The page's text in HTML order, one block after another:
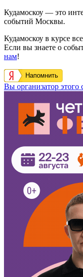
Кудамоскоу — это
событий Москвы.
Кудамоскоу в курсе
Если вы знаете о
нам!
Напомнить
Вы организатор этого